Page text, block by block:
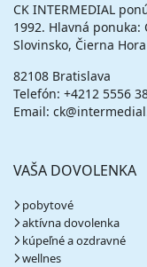
CK INTERMEDIAL
1992. Hlavná ponuka:
Slovinsko, Čierna Hora
82108 Bratislava
Telefón: +4212 5556
Email:
VAŠA DOVOLENKA
pobytové
aktívna dovolenka
kúpeľné a ozdravné
wellnes